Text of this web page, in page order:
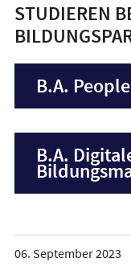
STUDIEREN
B.A.
B.A.
06. September 2023